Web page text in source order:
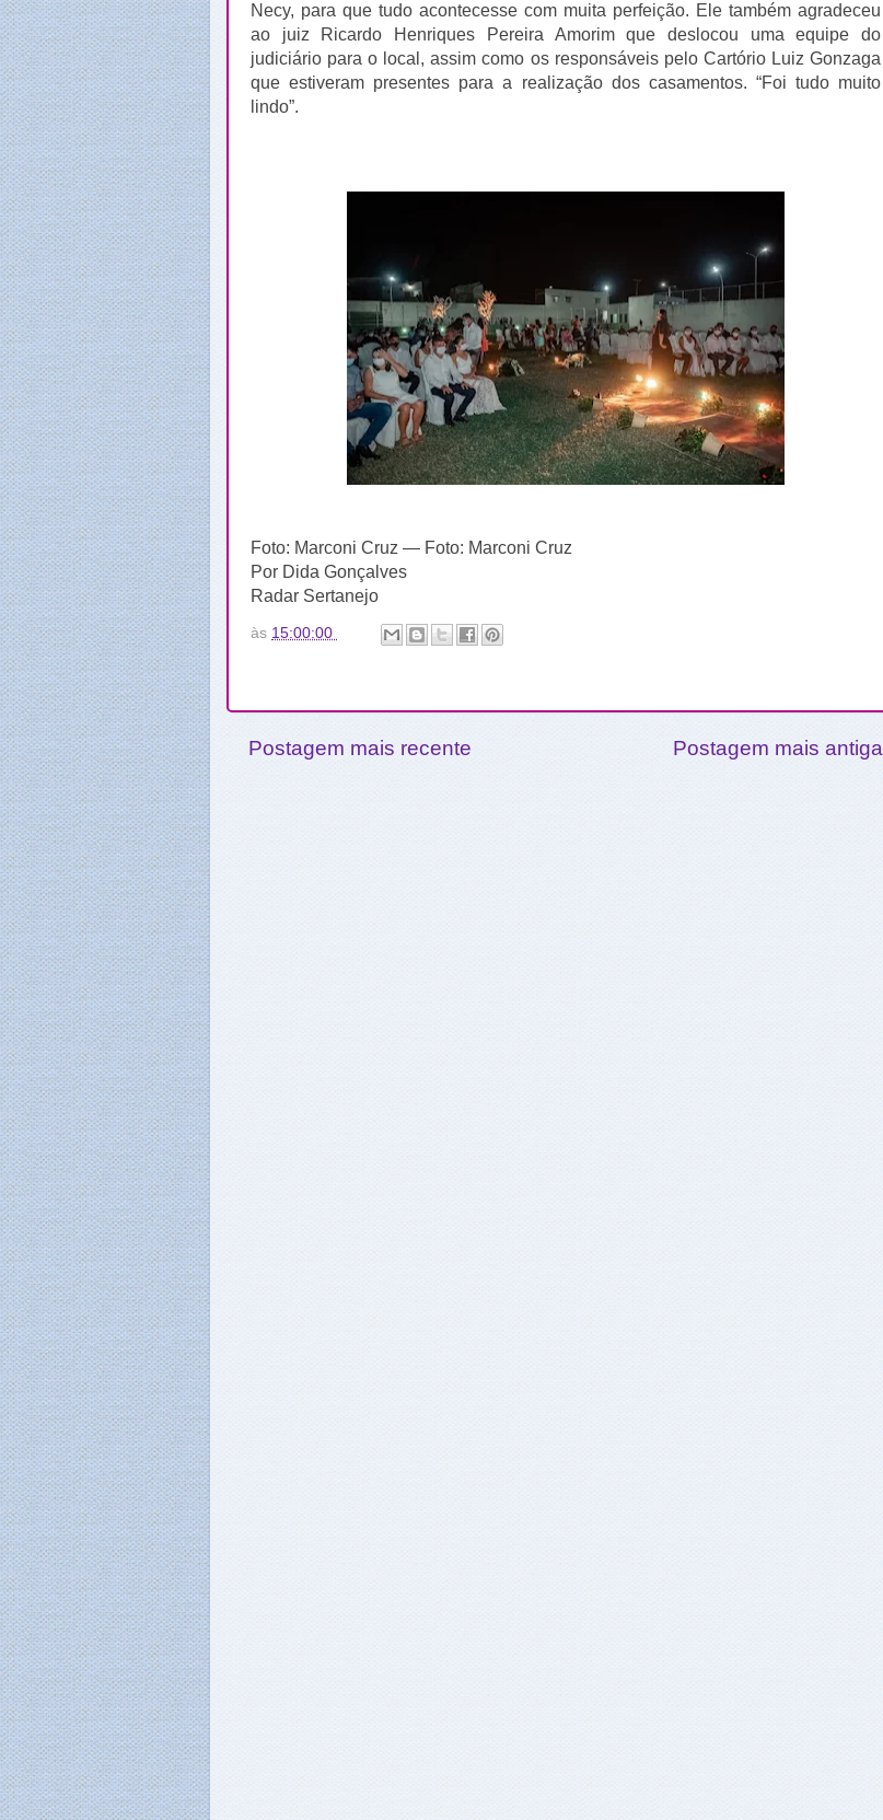
Necy, para que tudo acontecesse com muita perfeição. Ele também agradeceu
ao juiz Ricardo Henriques Pereira Amorim que deslocou uma equipe do
judiciário para o local, assim como os responsáveis pelo Cartório Luiz Gonzaga
que estiveram presentes para a realização dos casamentos. “Foi tudo muito
lindo”.
Foto: Marconi Cruz — Foto: Marconi Cruz
Por Dida Gonçalves
Radar Sertanejo
às 15:00:00
Postagem mais recente Postagem mais antiga